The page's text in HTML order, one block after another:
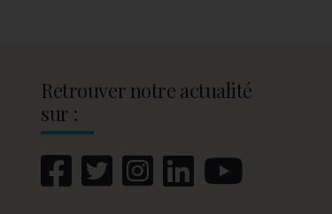
Retrouver notre actualité
sur :